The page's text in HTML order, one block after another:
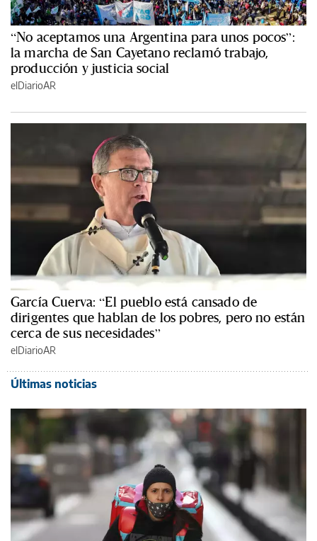
“No aceptamos una Argentina para unos pocos”:
la marcha de San Cayetano reclamó trabajo,
producción y justicia social
elDiarioAR
García Cuerva: “El pueblo está cansado de
dirigentes que hablan de los pobres, pero no están
cerca de sus necesidades”
elDiarioAR
Últimas noticias